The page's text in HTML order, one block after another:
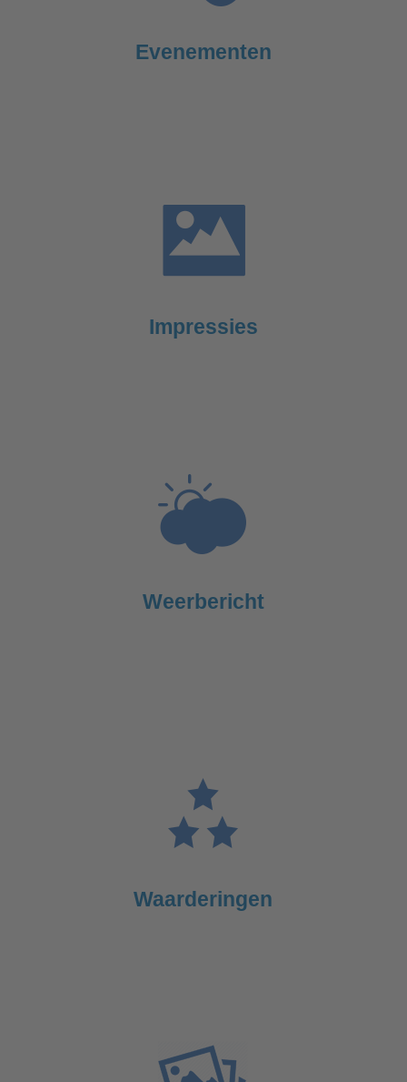
Evenementen
Impressies
Weerbericht
Waarderingen